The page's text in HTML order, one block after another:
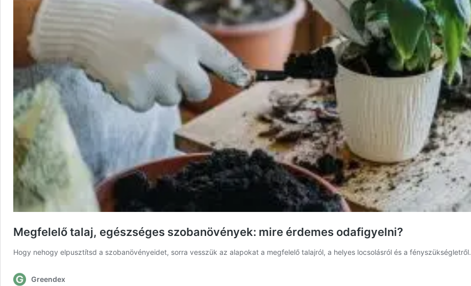
Megfelelő talaj, egészséges szobanövények: mire érdemes odafigyelni?
Hogy nehogy elpusztítsd a szobanövényeidet, sorra vesszük az alapokat a megfelelő talajról, a helyes locsolásról és a fényszükségletről.
Greendex